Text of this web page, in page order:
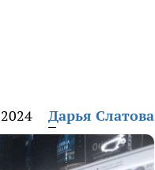
Дарья Слатова